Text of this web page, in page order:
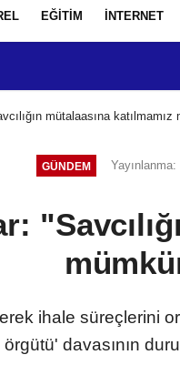
EĞİTİM İNTERNET
mütalaasına katılmamız
GÜNDEM
ihale süreçlerini
davasının